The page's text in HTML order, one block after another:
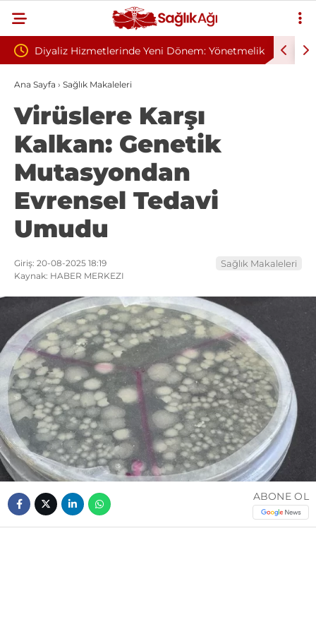
Dönem: Yönetmelik Sivilce Sandı, Cilt Kanseri Çıktı:
Dikişle Uyandı
Ana Sayfa › Sağlık Makaleleri
Virüslere Karşı
Kalkan: Genetik
Mutasyondan
Evrensel Tedavi
Umudu
Giriş: 20-08-2025 18:19
Kaynak: HABER MERKEZI
Sağlık Makaleleri
ABONE OL